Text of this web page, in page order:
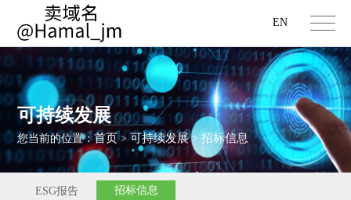
EN
可持续发展
您当前的位置：首页>可持续发展>招标信息
ESG报告 招标信息